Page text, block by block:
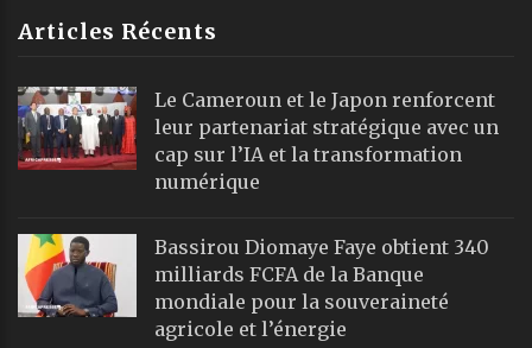
Articles Récents
Le Cameroun et le Japon renforcent
leur partenariat stratégique avec un
cap sur l’IA et la transformation
numérique
Bassirou Diomaye Faye obtient 340
milliards FCFA de la Banque
mondiale pour la souveraineté
agricole et l’énergie